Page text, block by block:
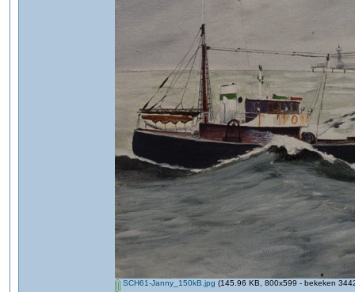
SCH61-Janny_150kB.jpg (145.96 KB, 800x599 - bekeken